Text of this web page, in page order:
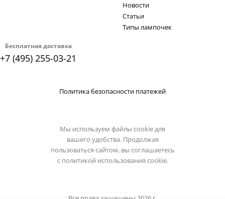
Бесплатная доставка
+7 (495) 255-03-21
Новости
Статьи
Типы лампочек
Политика безопасности платежей
Мы используем файлы cookie для
вашего удобства. Продолжая
пользоваться сайтом, вы соглашаетесь
с политикой использования cookie.